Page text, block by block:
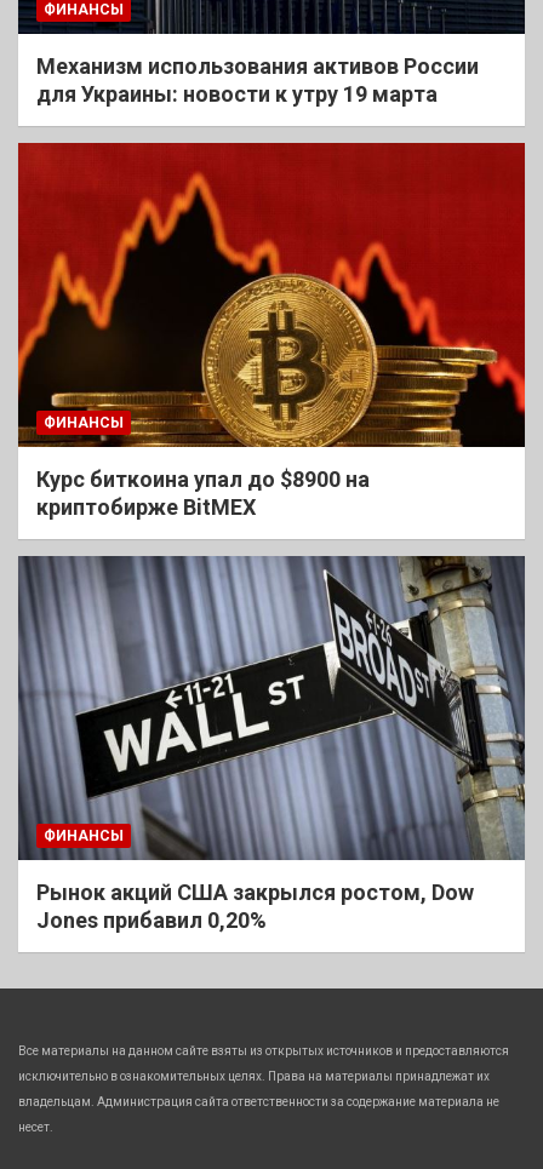
ФИНАНСЫ
Механизм использования активов России
для Украины: новости к утру 19 марта
ФИНАНСЫ
Курс биткоина упал до $8900 на
криптобирже BitMEX
ФИНАНСЫ
Рынок акций США закрылся ростом, Dow
Jones прибавил 0,20%
Все материалы на данном сайте взяты из открытых источников и предоставляются
исключительно в ознакомительных целях. Права на материалы принадлежат их
владельцам. Администрация сайта ответственности за содержание материала не
несет.